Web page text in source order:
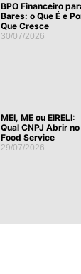
BPO Financeiro
Bares: o Que É e
Que Cresce
30/07/2026
MEI, ME ou EIRELI:
Qual CNPJ Abrir no
Food Service
29/07/2026